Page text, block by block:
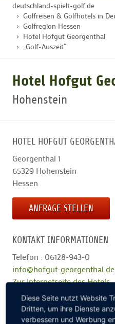
STARTSEITE
GOLFHOTELS
GOLFARRANGEMENTS
GOLF & WOMO
MALLORCA GOLFWOCHE
GOLF NEWS
deutschland-spielt-golf.de
Golfreisen & Golfhotels in
Golfregion Hessen
Hotel Hofgut Georgenthal
„Golf-Auszeit“
Hotel Hofgut
Hohenstein
HOTEL HOFGUT
Georgenthal 1
65329 Hohenstein
Hessen
ANFRAGE STELLEN
KONTAKT INFORMATIONEN
Telefon : 06128-943-0
info@hofgut-georgenthal.de
Zur Internetseite des Hotels
Diese Seite nutzt Website
Dritten, um ihre Dienste
verbessern und Werbung